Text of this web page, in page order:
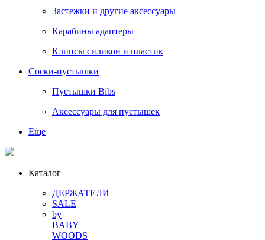
Застежки и другие аксессуары
Карабины адаптеры
Клипсы силикон и пластик
Соски-пустышки
Пустышки Bibs
Аксессуары для пустышек
Еще
Каталог
ДЕРЖАТЕЛИ
SALE
by
BABY
WOODS